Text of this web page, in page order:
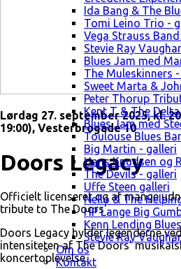
Ida Bang & The
Tomi Leino Trio -
Vega Strauss
Stevie Ray
Blues Jam med
The Muleskinners
Sweet Marta &
Peter Thorup
Kent T & The
Blues Jam med
Toulouse Blues
Big Martin - galleri
Hans Knudsen og
The Devils - galleri
Uffe Steen galleri
Nello & The
HP Lange Big
Kenn Lending
Stevie Ray
Om os
Kontakt
Lørdag 27. september 2025, kl.
19:00), Vesterbrogade 10
Doors Legacy
Officielt licenseret og af mange
tribute to The Doors'.
Doors Legacy hylder legenderne
intensiteten af The Doors’
koncertoplevelse.